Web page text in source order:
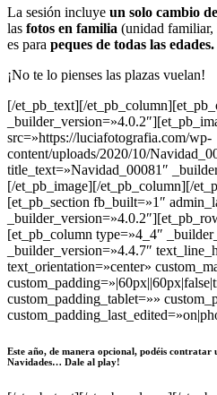
La sesión incluye un solo cambio
las fotos en familia (unidad
es para peques de todas las edades.
¡No te lo pienses las plazas vuelan!
[/et_pb_text][/
src=»https://luciafotografia.com/wp-
content/uploads/2020/10/
title_text=»Navidad_00081″
[/et_pb_image][/et_pb_column][/
[et_pb_section fb_built=»1″
[et_pb_column type=»4_4″
_builder_version=»4.4.7″
text_orientation=»center»
custom_padding_tablet=»»
Este año, de manera opcional, podéis
Navidades… Dale al play!